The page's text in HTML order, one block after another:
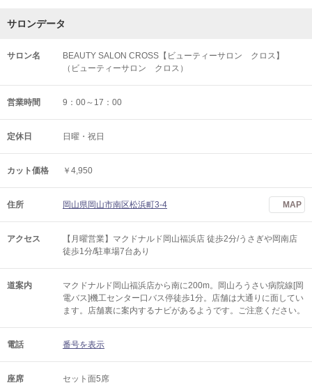
サロンデータ
サロン名
BEAUTY SALON CROSS【ビューティーサロン クロス】
（ビューティーサロン クロス）
営業時間 9：00～17：00
定休日 日曜・祝日
カット価格 ￥4,950
住所 岡山県岡山市南区松浜町3-4 MAP
アクセス
【月曜営業】マクドナルド岡山福浜店 徒歩2分/うさぎや岡南店
徒歩1分/駐車場7台あり
道案内
マクドナルド岡山福浜店から南に200m。岡山ろうさい病院線[岡
電バス]機工センター口バス停徒歩1分。店舗は大通りに面してい
ます。店舗裏に案内するナビがあるようです。ご注意ください。
電話 番号を表示
座席 セット面5席